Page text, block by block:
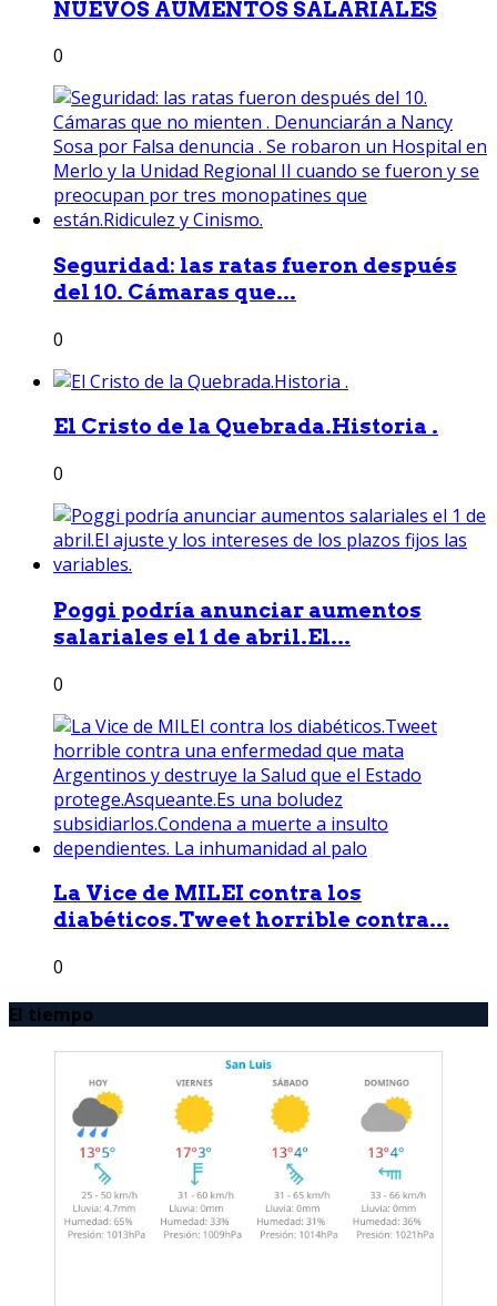
NUEVOS AUMENTOS SALARIALES
0
Seguridad: las ratas fueron después
del 10. Cámaras que...
0
El Cristo de la Quebrada.Historia .
0
Poggi podría anunciar aumentos
salariales el 1 de abril.El...
0
La Vice de MILEI contra los
diabéticos.Tweet horrible contra...
0
El tiempo